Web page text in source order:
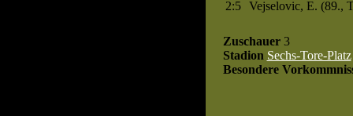
2:5
Vejselovic, E. (89.,
Zuschauer3
Stadion Sechs-Tore-Platz
Besondere